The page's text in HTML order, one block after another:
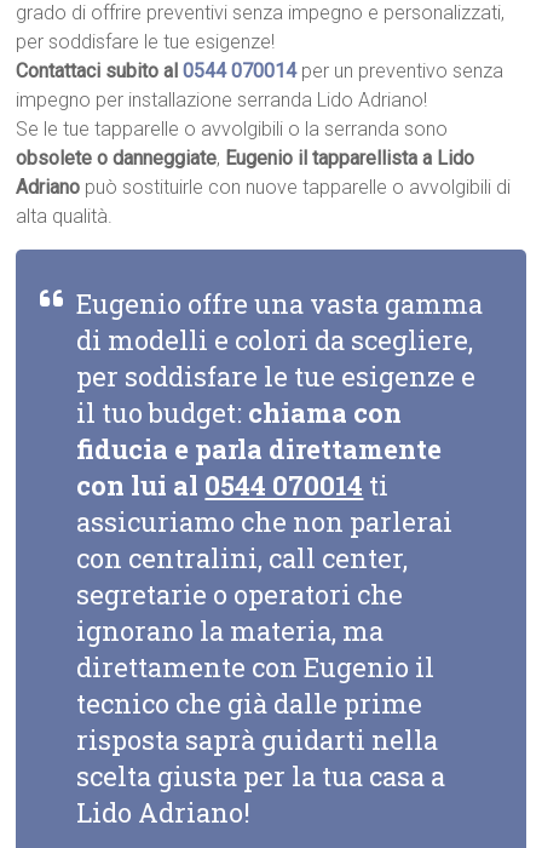
grado di offrire preventivi senza impegno e personalizzati,
per soddisfare le tue esigenze!
Contattaci subito al0544 070014 per un preventivo senza
impegno per installazione serranda Lido Adriano!
Se le tue tapparelle o avvolgibili o la serranda sono
obsolete o danneggiate, Eugenio il tapparellista a Lido
Adriano può sostituirle con nuove tapparelle o avvolgibili di
alta qualità.
Eugenio offre una vasta gamma
di modelli e colori da scegliere,
per soddisfare le tue esigenze e
il tuo budget: chiama con
fiducia e parla direttamente
con lui al 0544 070014 ti
assicuriamo che non parlerai
con centralini, call center,
segretarie o operatori che
ignorano la materia, ma
direttamente con Eugenio il
tecnico che già dalle prime
risposta saprà guidarti nella
scelta giusta per la tua casa a
Lido Adriano!